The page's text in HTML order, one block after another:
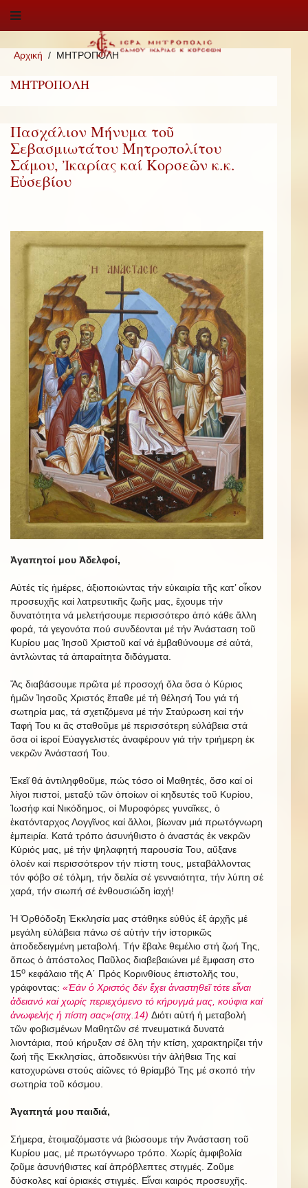
Αρχική ΜΗΤΡΟΠΟΛΗ
ΜΗΤΡΟΠΟΛΗ
Πασχάλιον Μήνυμα τοῦ
Σεβασμιωτάτου Μητροπολίτου
Σάμου, Ἰκαρίας καί Κορσεῶν κ.κ.
Εὐσεβίου
Ἀγαπητοί μου Ἀδελφοί,
Αὐτές τίς ἡμέρες, ἀξιοποιώντας τήν εὐκαιρία τῆς κατ’ οἶκον
προσευχῆς καί λατρευτικῆς ζωῆς μας, ἔχουμε τήν
δυνατότητα νά μελετήσουμε περισσότερο ἀπό κάθε ἄλλη
φορά, τά γεγονότα πού συνδέονται μέ τήν Ἀνάσταση τοῦ
Κυρίου μας Ἰησοῦ Χριστοῦ καί νά ἐμβαθύνουμε σέ αὐτά,
ἀντλώντας τά ἀπαραίτητα διδάγματα.
Ἄς διαβάσουμε πρῶτα μέ προσοχή ὅλα ὅσα ὁ Κύριος
ἡμῶν Ἰησοῦς Χριστός ἔπαθε μέ τή θέλησή Του γιά τή
σωτηρία μας, τά σχετιζόμενα μέ τήν Σταύρωση καί τήν
Ταφή Του κι ἄς σταθοῦμε μέ περισσότερη εὐλάβεια στά
ὅσα οἱ ἱεροί Εὐαγγελιστές ἀναφέρουν γιά τήν τριήμερη ἐκ
νεκρῶν Ἀνάστασή Του.
Ἐκεῖ θά ἀντιληφθοῦμε, πώς τόσο οἱ Μαθητές, ὅσο καί οἱ
λίγοι πιστοί, μεταξύ τῶν ὁποίων οἱ κηδευτές τοῦ Κυρίου,
Ἰωσήφ καί Νικόδημος, οἱ Μυροφόρες γυναῖκες, ὁ
ἑκατόνταρχος Λογγῖνος καί ἄλλοι, βίωναν μιά πρωτόγνωρη
ἐμπειρία. Κατά τρόπο ἀσυνήθιστο ὁ ἀναστάς ἐκ νεκρῶν
Κύριός μας, μέ τήν ψηλαφητή παρουσία Του, αὔξανε
ὁλοέν καί περισσότερον τήν πίστη τους, μεταβάλλοντας
τόν φόβο σέ τόλμη, τήν δειλία σέ γενναιότητα, τήν λύπη σέ
χαρά, τήν σιωπή σέ ἐνθουσιώδη ἰαχή!
Ἡ Ὀρθόδοξη Ἐκκλησία μας στάθηκε εὐθύς ἐξ ἀρχῆς μέ
μεγάλη εὐλάβεια πάνω σέ αὐτήν τήν ἱστορικῶς
ἀποδεδειγμένη μεταβολή. Τήν ἔβαλε θεμέλιο στή ζωή Της,
ὅπως ὁ ἀπόστολος Παῦλος διαβεβαιώνει μέ ἔμφαση στο
15ο κεφάλαιο τῆς Α΄ Πρός Κορινθίους ἐπιστολῆς του,
γράφοντας: «Ἐάν ὁ Χριστός δέν ἔχει ἀναστηθεῖ τότε εἶναι
ἀδειανό καί χωρίς περιεχόμενο τό κήρυγμά μας, κούφια καί
ἀνωφελής ἡ πίστη σας»(στιχ.14) Διότι αὐτή ἡ μεταβολή
τῶν φοβισμένων Μαθητῶν σέ πνευματικά δυνατά
λιοντάρια, πού κήρυξαν σέ ὅλη τήν κτίση, χαρακτηρίζει τήν
ζωή τῆς Ἐκκλησίας, ἀποδεικνύει τήν ἀλήθεια Της καί
κατοχυρώνει στούς αἰῶνες τό θρίαμβό Της μέ σκοπό τήν
σωτηρία τοῦ κόσμου.
Ἀγαπητά μου παιδιά,
Σήμερα, ἐτοιμαζόμαστε νά βιώσουμε τήν Ἀνάσταση τοῦ
Κυρίου μας, μέ πρωτόγνωρο τρόπο. Χωρίς ἀμφιβολία
ζοῦμε ἀσυνήθιστες καί ἀπρόβλεπτες στιγμές. Ζοῦμε
δύσκολες καί ὁριακές στιγμές. Εἶναι καιρός προσευχῆς.